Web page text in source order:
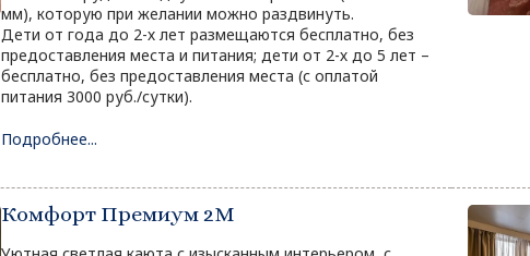
мм), которую при желании можно раздвинуть.
Дети от года до 2-х лет размещаются бесплатно, без
предоставления места и питания; дети от 2-х до 5 лет –
бесплатно, без предоставления места (с оплатой
питания 3000 руб./сутки).
Подробнее...
Комфорт Премиум 2М